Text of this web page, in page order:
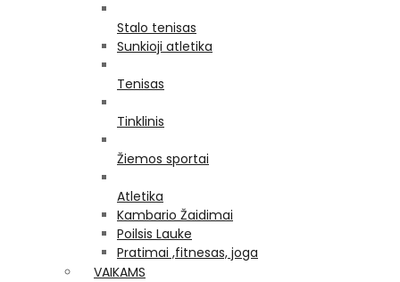
Stalo tenisas
Sunkioji atletika
Tenisas
Tinklinis
Žiemos sportai
Atletika
Kambario Žaidimai
Poilsis Lauke
Pratimai ,fitnesas, joga
VAIKAMS